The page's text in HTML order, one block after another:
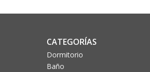
CATEGORÍAS
Dormitorio
Baño